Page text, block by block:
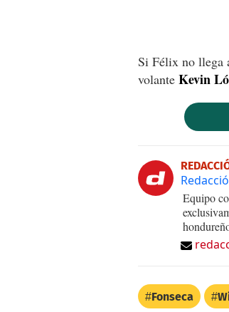
Si Félix no llega
volante Kevin
Equipo
Fonseca